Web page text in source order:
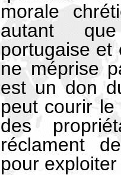
morale
autant
portugaise et
ne méprise
est un don
peut courir le
des
réclament
pour